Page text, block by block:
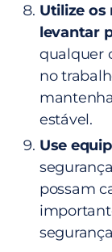
Utilize os
levantar
qualquer
no
estável.
Use
possam